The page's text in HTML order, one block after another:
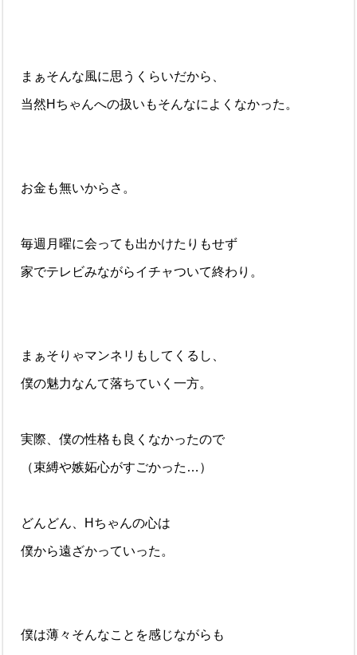
まぁそんな風に思うくらいだから、
当然Hちゃんへの扱いもそんなによくなかった。
お金も無いからさ。
毎週月曜に会っても出かけたりもせず
家でテレビみながらイチャついて終わり。
まぁそりゃマンネリもしてくるし、
僕の魅力なんて落ちていく一方。
実際、僕の性格も良くなかったので
（束縛や嫉妬心がすごかった…）
どんどん、Hちゃんの心は
僕から遠ざかっていった。
僕は薄々そんなことを感じながらも